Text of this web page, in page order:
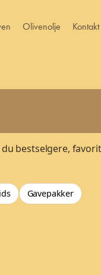
Olivenolje Kontakt
bestselgere,
Gavepakker